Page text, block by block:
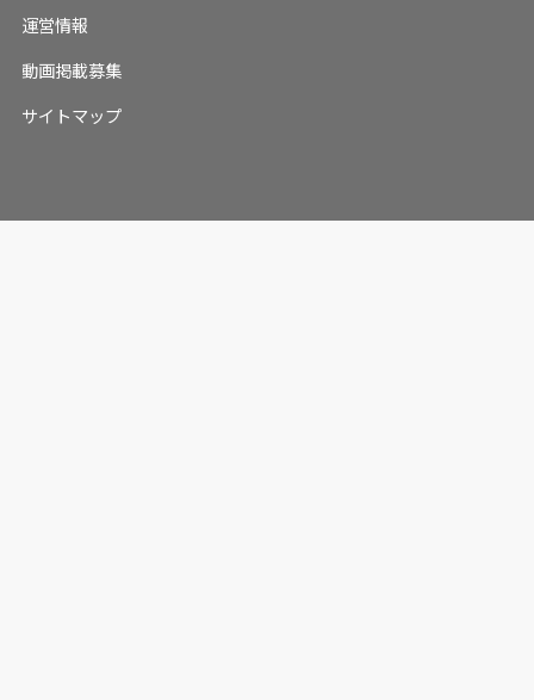
運営情報
動画掲載募集
サイトマップ